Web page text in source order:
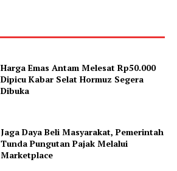
Harga Emas Antam Melesat Rp50.000
Dipicu Kabar Selat Hormuz Segera
Dibuka
Jaga Daya Beli Masyarakat, Pemerintah
Tunda Pungutan Pajak Melalui
Marketplace